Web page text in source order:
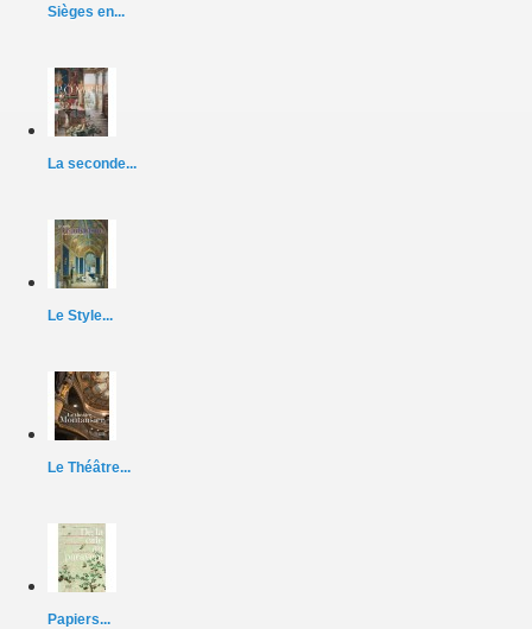
Sièges en...
La seconde...
Le Style...
Le Théâtre...
Papiers...